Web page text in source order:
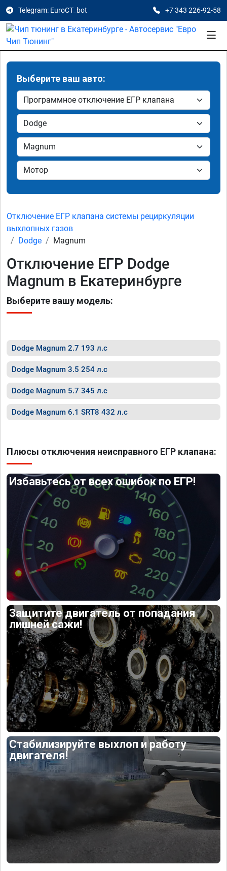
Telegram: EuroCT_bot +7 343 226-92-58
Выберите ваш авто:
Отключение ЕГР клапана системы рециркуляции
выхлопных газов
Dodge
Magnum
Отключение ЕГР Dodge
Magnum в Екатеринбурге
Выберите вашу модель:
Dodge Magnum 2.7 193 л.с
Dodge Magnum 3.5 254 л.с
Dodge Magnum 5.7 345 л.с
Dodge Magnum 6.1 SRT8 432 л.с
Плюсы отключения неисправного ЕГР клапана:
Избавьтесь от всех ошибок по ЕГР!
Защитите двигатель от попадания
лишней сажи!
Стабилизируйте выхлоп и работу
двигателя!